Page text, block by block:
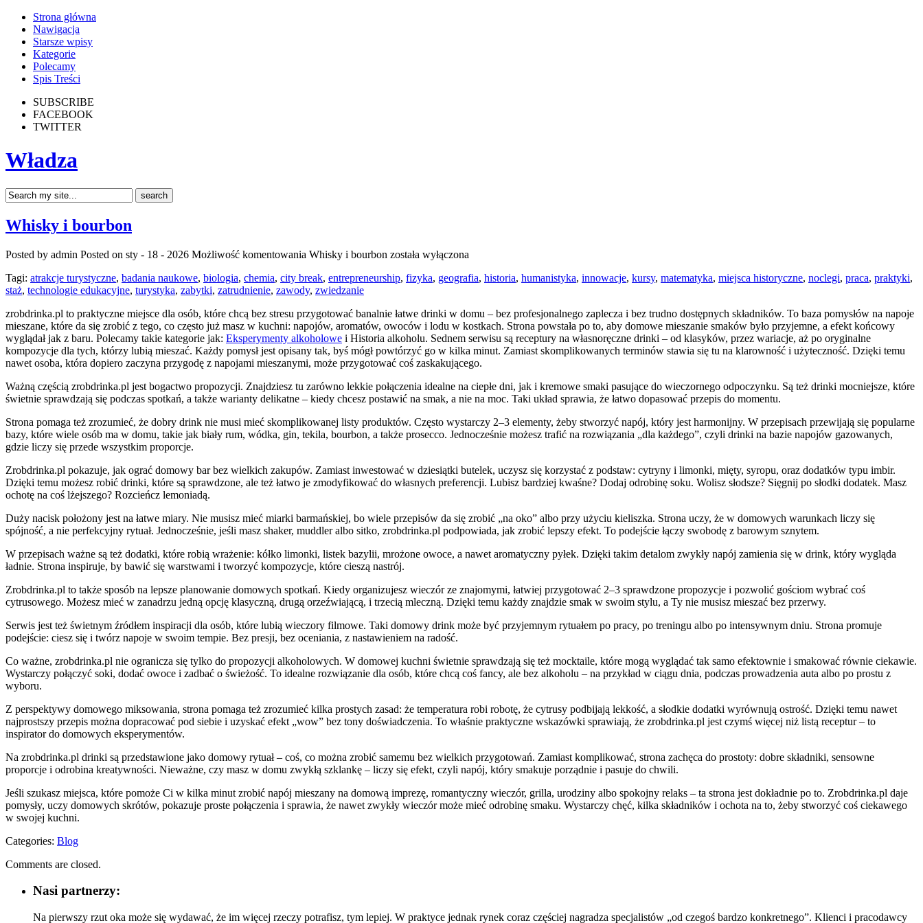
Strona główna
Nawigacja
Starsze wpisy
Kategorie
Polecamy
Spis Treści
SUBSCRIBE
FACEBOOK
TWITTER
Władza
Whisky i bourbon
Posted by admin Posted on sty - 18 - 2026 Możliwość komentowania Whisky i bourbon została wyłączona
Tagi: atrakcje turystyczne, badania naukowe, biologia, chemia, city break, entrepreneurship, fizyka, geografia, historia, humanistyka, innowacje, kursy, matematyka, miejsca historyczne, noclegi, praca, praktyki,
staż, technologie edukacyjne, turystyka, zabytki, zatrudnienie, zawody, zwiedzanie
zrobdrinka.pl to praktyczne miejsce dla osób, które chcą bez stresu przygotować banalnie łatwe drinki w domu – bez profesjonalnego zaplecza i bez trudno dostępnych składników. To baza pomysłów na napoje
mieszane, które da się zrobić z tego, co często już masz w kuchni: napojów, aromatów, owoców i lodu w kostkach. Strona powstała po to, aby domowe mieszanie smaków było przyjemne, a efekt końcowy
wyglądał jak z baru. Polecamy takie kategorie jak: Eksperymenty alkoholowe i Historia alkoholu. Sednem serwisu są receptury na własnoręczne drinki – od klasyków, przez wariacje, aż po oryginalne
kompozycje dla tych, którzy lubią mieszać. Każdy pomysł jest opisany tak, byś mógł powtórzyć go w kilka minut. Zamiast skomplikowanych terminów stawia się tu na klarowność i użyteczność. Dzięki temu
nawet osoba, która dopiero zaczyna przygodę z napojami mieszanymi, może przygotować coś zaskakującego.
Ważną częścią zrobdrinka.pl jest bogactwo propozycji. Znajdziesz tu zarówno lekkie połączenia idealne na ciepłe dni, jak i kremowe smaki pasujące do wieczornego odpoczynku. Są też drinki mocniejsze, które
świetnie sprawdzają się podczas spotkań, a także warianty delikatne – kiedy chcesz postawić na smak, a nie na moc. Taki układ sprawia, że łatwo dopasować przepis do momentu.
Strona pomaga też zrozumieć, że dobry drink nie musi mieć skomplikowanej listy produktów. Często wystarczy 2–3 elementy, żeby stworzyć napój, który jest harmonijny. W przepisach przewijają się popularne
bazy, które wiele osób ma w domu, takie jak biały rum, wódka, gin, tekila, bourbon, a także prosecco. Jednocześnie możesz trafić na rozwiązania „dla każdego”, czyli drinki na bazie napojów gazowanych,
gdzie liczy się przede wszystkim proporcje.
Zrobdrinka.pl pokazuje, jak ograć domowy bar bez wielkich zakupów. Zamiast inwestować w dziesiątki butelek, uczysz się korzystać z podstaw: cytryny i limonki, mięty, syropu, oraz dodatków typu imbir.
Dzięki temu możesz robić drinki, które są sprawdzone, ale też łatwo je zmodyfikować do własnych preferencji. Lubisz bardziej kwaśne? Dodaj odrobinę soku. Wolisz słodsze? Sięgnij po słodki dodatek. Masz
ochotę na coś lżejszego? Rozcieńcz lemoniadą.
Duży nacisk położony jest na łatwe miary. Nie musisz mieć miarki barmańskiej, bo wiele przepisów da się zrobić „na oko” albo przy użyciu kieliszka. Strona uczy, że w domowych warunkach liczy się
spójność, a nie perfekcyjny rytuał. Jednocześnie, jeśli masz shaker, muddler albo sitko, zrobdrinka.pl podpowiada, jak zrobić lepszy efekt. To podejście łączy swobodę z barowym sznytem.
W przepisach ważne są też dodatki, które robią wrażenie: kółko limonki, listek bazylii, mrożone owoce, a nawet aromatyczny pyłek. Dzięki takim detalom zwykły napój zamienia się w drink, który wygląda
ładnie. Strona inspiruje, by bawić się warstwami i tworzyć kompozycje, które cieszą nastrój.
Zrobdrinka.pl to także sposób na lepsze planowanie domowych spotkań. Kiedy organizujesz wieczór ze znajomymi, łatwiej przygotować 2–3 sprawdzone propozycje i pozwolić gościom wybrać coś
cytrusowego. Możesz mieć w zanadrzu jedną opcję klasyczną, drugą orzeźwiającą, i trzecią mleczną. Dzięki temu każdy znajdzie smak w swoim stylu, a Ty nie musisz mieszać bez przerwy.
Serwis jest też świetnym źródłem inspiracji dla osób, które lubią wieczory filmowe. Taki domowy drink może być przyjemnym rytuałem po pracy, po treningu albo po intensywnym dniu. Strona promuje
podejście: ciesz się i twórz napoje w swoim tempie. Bez presji, bez oceniania, z nastawieniem na radość.
Co ważne, zrobdrinka.pl nie ogranicza się tylko do propozycji alkoholowych. W domowej kuchni świetnie sprawdzają się też mocktaile, które mogą wyglądać tak samo efektownie i smakować równie ciekawie.
Wystarczy połączyć soki, dodać owoce i zadbać o świeżość. To idealne rozwiązanie dla osób, które chcą coś fancy, ale bez alkoholu – na przykład w ciągu dnia, podczas prowadzenia auta albo po prostu z
wyboru.
Z perspektywy domowego miksowania, strona pomaga też zrozumieć kilka prostych zasad: że temperatura robi robotę, że cytrusy podbijają lekkość, a słodkie dodatki wyrównują ostrość. Dzięki temu nawet
najprostszy przepis można dopracować pod siebie i uzyskać efekt „wow” bez tony doświadczenia. To właśnie praktyczne wskazówki sprawiają, że zrobdrinka.pl jest czymś więcej niż listą receptur – to
inspirator do domowych eksperymentów.
Na zrobdrinka.pl drinki są przedstawione jako domowy rytuał – coś, co można zrobić samemu bez wielkich przygotowań. Zamiast komplikować, strona zachęca do prostoty: dobre składniki, sensowne
proporcje i odrobina kreatywności. Nieważne, czy masz w domu zwykłą szklankę – liczy się efekt, czyli napój, który smakuje porządnie i pasuje do chwili.
Jeśli szukasz miejsca, które pomoże Ci w kilka minut zrobić napój mieszany na domową imprezę, romantyczny wieczór, grilla, urodziny albo spokojny relaks – ta strona jest dokładnie po to. Zrobdrinka.pl daje
pomysły, uczy domowych skrótów, pokazuje proste połączenia i sprawia, że nawet zwykły wieczór może mieć odrobinę smaku. Wystarczy chęć, kilka składników i ochota na to, żeby stworzyć coś ciekawego
w swojej kuchni.
Categories: Blog
Comments are closed.
Nasi partnerzy:
Na pierwszy rzut oka może się wydawać, że im więcej rzeczy potrafisz, tym lepiej. W praktyce jednak rynek coraz częściej nagradza specjalistów „od czegoś bardzo konkretnego”. Klienci i pracodawcy